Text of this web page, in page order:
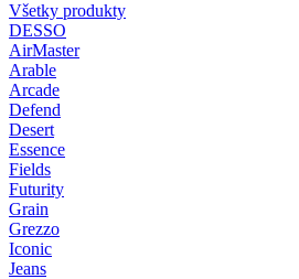
Všetky produkty
DESSO
AirMaster
Arable
Arcade
Defend
Desert
Essence
Fields
Futurity
Grain
Grezzo
Iconic
Jeans